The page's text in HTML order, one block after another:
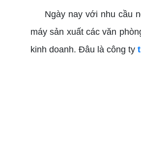
Ngày nay với nhu cầu
máy sản xuất các văn
kinh doanh. Đâu là công ty